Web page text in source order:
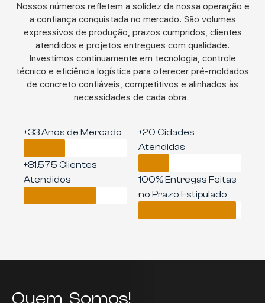
Nossos números refletem a solidez da nossa operação e
a confiança conquistada no mercado. São volumes
expressivos de produção, prazos cumpridos, clientes
atendidos e projetos entregues com qualidade.
Investimos continuamente em tecnologia, controle
técnico e eficiência logística para oferecer pré-moldados
de concreto confiáveis, competitivos e alinhados às
necessidades de cada obra.
+33 Anos de Mercado
+81,575 Clientes
Atendidos
+20 Cidades
Atendidas
100% Entregas Feitas
no Prazo Estipulado
Quem Somos!